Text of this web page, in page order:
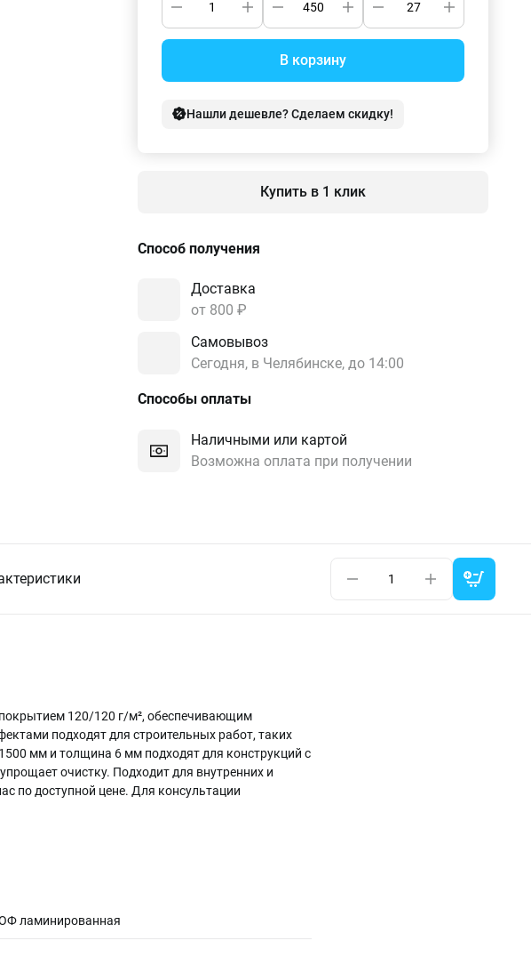
В корзину
Нашли дешевле? Сделаем скидку!
Купить в 1 клик
Способ получения
Доставка
от 800 ₽
Самовывоз
Сегодня, в Челябинске, до 14:00
Способы оплаты
Наличными или картой
Возможна оплата при получении
120/120 г/м², обеспечивающим
подходят для строительных работ, таких
мм и толщина 6 мм подходят для конструкций с
очистку. Подходит для внутренних и
по доступной цене. Для консультации
ламинированная